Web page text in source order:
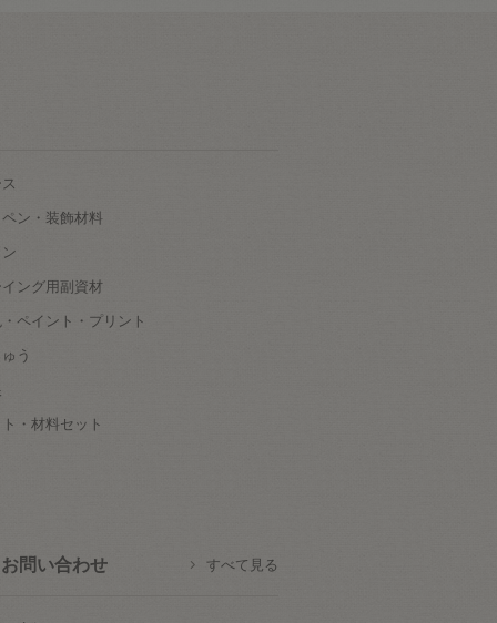
ン・装飾材料
ング用副資材
ペイント・プリント
う
・材料セット
お問い合わせ すべて見る